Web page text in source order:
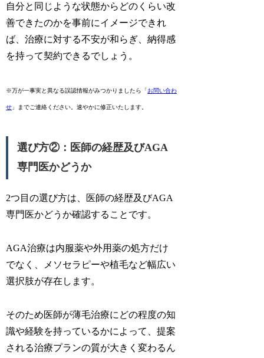
自分と同じような状態からどのくらい改
善できたのかを事前にイメージできれ
ば、治療に対する不安が和らぎ、納得感
を持って契約できるでしょう。
※万が一事実と異なる誤認情報がみつかりましたら「お問い合わ
せ 」までご連絡ください。速やかに修正いたします。
選び方②：医師の経歴及びAGA
専門医かどうか
2つ目の選び方は、医師の経歴及びAGA
専門医かどうか確認することです。
AGA治療は内服薬や外用薬の処方だけ
でなく、メソセラピーや植毛など幅広い
選択肢が存在します。
そのため医師が薄毛治療にどの程度の知
識や経験を持っているかによって、提案
される治療プランの質が大きく変わるん